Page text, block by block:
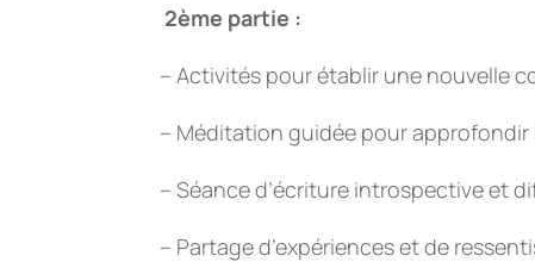
2ème partie :
– Activités pour établir une nouvelle
– Méditation guidée pour
– Séance d’écriture introspective et
– Partage d’expériences et de